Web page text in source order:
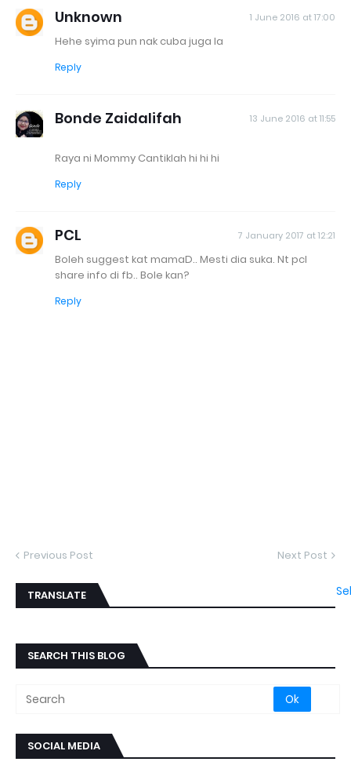
Unknown 1 June 2016 at 17:00
Hehe syima pun nak cuba juga la
Reply
Bonde Zaidalifah 13 June 2016 at 11:55
Raya ni Mommy Cantiklah hi hi hi
Reply
PCL 7 January 2017 at 12:21
Boleh suggest kat mamaD.. Mesti dia suka. Nt pcl
share info di fb.. Bole kan?
Reply
Previous Post Next Post
TRANSLATE
SEARCH THIS BLOG
SOCIAL MEDIA